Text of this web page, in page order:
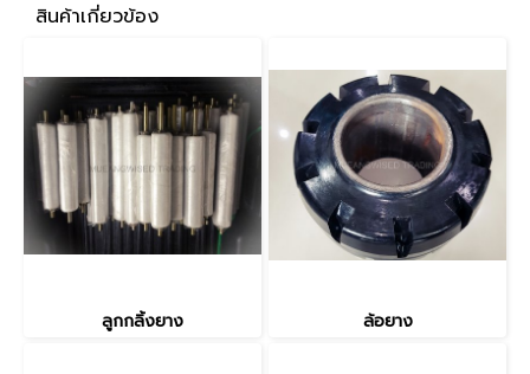
สินค้าเกี่ยวข้อง
ลูกกลิ้งยาง ล้อยาง